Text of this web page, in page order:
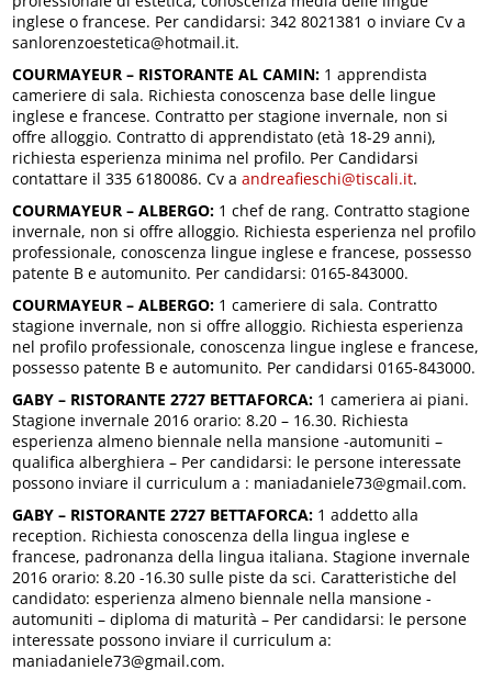
inglese o francese. Per candidarsi: 342 8021381 o inviare Cv a
sanlorenzoestetica@hotmail.it.
COURMAYEUR – RISTORANTE AL CAMIN: 1 apprendista
cameriere di sala. Richiesta conoscenza base delle lingue
inglese e francese. Contratto per stagione invernale, non si
offre alloggio. Contratto di apprendistato (età 18-29 anni),
richiesta esperienza minima nel profilo. Per Candidarsi
contattare il 335 6180086. Cv aandreafieschi@tiscali.it.
COURMAYEUR – ALBERGO: 1 chef de rang. Contratto stagione
invernale, non si offre alloggio. Richiesta esperienza nel profilo
professionale, conoscenza lingue inglese e francese, possesso
patente B e automunito. Per candidarsi: 0165-843000.
COURMAYEUR – ALBERGO: 1 cameriere di sala. Contratto
stagione invernale, non si offre alloggio. Richiesta esperienza
nel profilo professionale, conoscenza lingue inglese e francese,
possesso patente B e automunito. Per candidarsi 0165-843000.
GABY – RISTORANTE 2727 BETTAFORCA: 1 cameriera ai piani.
Stagione invernale 2016 orario: 8.20 – 16.30. Richiesta
esperienza almeno biennale nella mansione -automuniti –
qualifica alberghiera – Per candidarsi: le persone interessate
possono inviare il curriculum a : maniadaniele73@gmail.com.
GABY – RISTORANTE 2727 BETTAFORCA: 1 addetto alla
reception. Richiesta conoscenza della lingua inglese e
francese, padronanza della lingua italiana. Stagione invernale
2016 orario: 8.20 -16.30 sulle piste da sci. Caratteristiche del
candidato: esperienza almeno biennale nella mansione -
automuniti – diploma di maturità – Per candidarsi: le persone
interessate possono inviare il curriculum a:
maniadaniele73@gmail.com.